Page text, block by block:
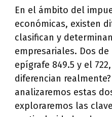
En el ámbito del
económicas, existen
clasifican y
empresariales. Dos
epígrafe 849.5 y el
diferencian
analizaremos estas
exploraremos las